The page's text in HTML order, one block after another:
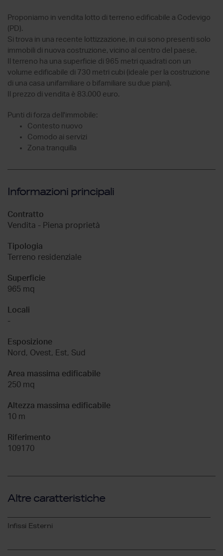
Proponiamo in vendita lotto di terreno edificabile a Codevigo
(PD).
Si trova in una recente lottizzazione, in cui sono presenti solo
immobili di nuova costruzione, vicino al centro del paese.
Il terreno ha una superficie di 965 metri quadrati con un
volume edificabile di 730 metri cubi (ideale per la costruzione
di una casa unifamiliare o bifamiliare su due piani).
Il prezzo di vendita è 83.000 euro.
Punti di forza dell'immobile:
Contesto nuovo
Comodo ai servizi
Zona tranquilla
Informazioni principali
Contratto
Vendita - Piena proprietà
Tipologia
Terreno residenziale
Superficie
965 mq
Locali
-
Esposizione
Nord, Ovest, Est, Sud
Area massima edificabile
250 mq
Altezza massima edificabile
10 m
Riferimento
109170
Altre caratteristiche
Infissi Esterni